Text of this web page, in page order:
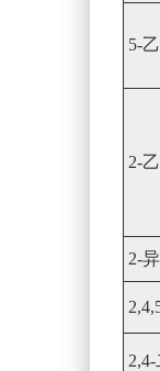
5-
2-
2-